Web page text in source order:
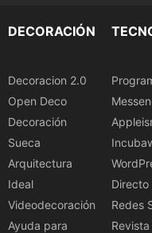
DECORACIÓN
Decoracion 2.0
Open Deco
Decoración
Sueca
Arquitectura
Ideal
Videodecoración
Ayuda para
Directo
Redes